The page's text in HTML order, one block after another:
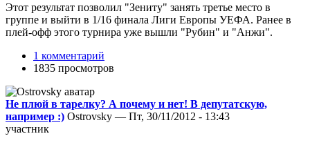
Этот результат позволил "Зениту" занять третье место в
группе и выйти в 1/16 финала Лиги Европы УЕФА. Ранее в
плей-офф этого турнира уже вышли "Рубин" и "Анжи".
1 комментарий
1835 просмотров
Не плюй в тарелку? А почему и нет! В депутатскую,
например :) Ostrovsky — Пт, 30/11/2012 - 13:43
участник